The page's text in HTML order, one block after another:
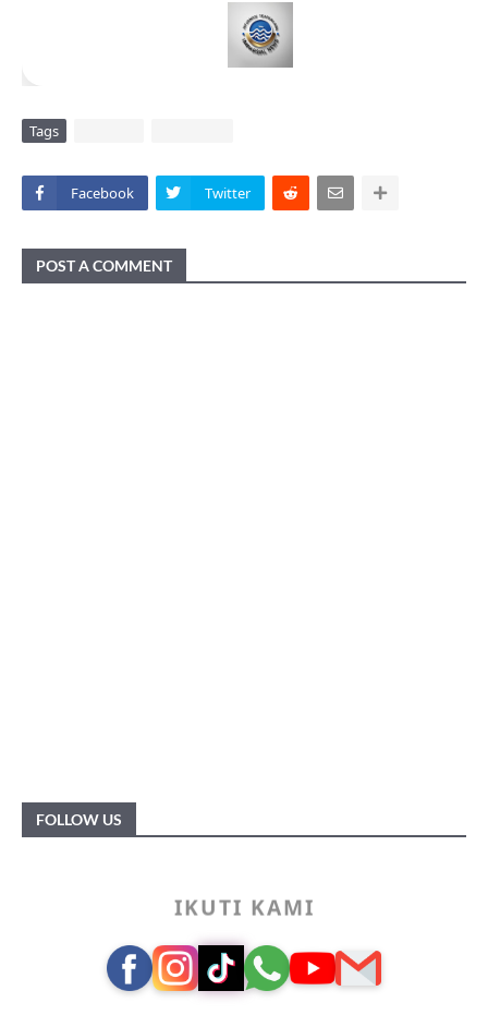
Tags
Facebook Twitter
POST A COMMENT
FOLLOW US
IKUTI KAMI